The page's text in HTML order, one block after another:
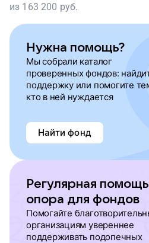
из 163 200 руб.
Нужна помощь?
Мы собрали каталог
проверенных фондов:
поддержку или помогите
кто в ней нуждается
Найти фонд
Регулярная
опора для фондов
Помогайте
организациям увереннее
поддерживать подопечных